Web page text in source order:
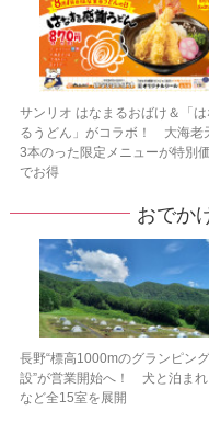
サンリオ はなまるおばけ＆「は
るうどん」がコラボ！ 大海老
3本のった限定メニューが特別
でお得
おでか
長野“標高1000mのグランピン
設”が営業開始へ！ 犬と泊まれ
など全15室を展開